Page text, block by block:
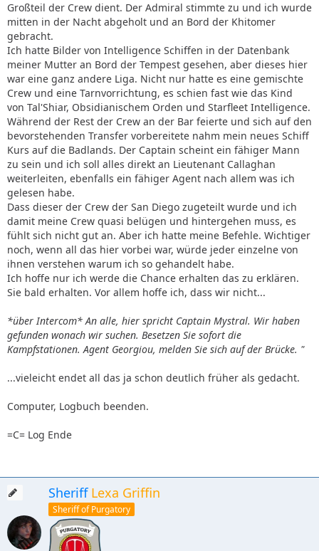
Großteil der Crew dient. Der Admiral stimmte zu und ich wurde
mitten in der Nacht abgeholt und an Bord der Khitomer
gebracht.
Ich hatte Bilder von Intelligence Schiffen in der Datenbank
meiner Mutter an Bord der Tempest gesehen, aber dieses hier
war eine ganz andere Liga. Nicht nur hatte es eine gemischte
Crew und eine Tarnvorrichtung, es schien fast wie das Kind
von Tal'Shiar, Obsidianischem Orden und Starfleet Intelligence.
Während der Rest der Crew an der Bar feierte und sich auf den
bevorstehenden Transfer vorbereitete nahm mein neues Schiff
Kurs auf die Badlands. Der Captain scheint ein fähiger Mann
zu sein und ich soll alles direkt an Lieutenant Callaghan
weiterleiten, ebenfalls ein fähiger Agent nach allem was ich
gelesen habe.
Dass dieser der Crew der San Diego zugeteilt wurde und ich
damit meine Crew quasi belügen und hintergehen muss, es
fühlt sich nicht gut an. Aber ich hatte meine Befehle. Wichtiger
noch, wenn all das hier vorbei war, würde jeder einzelne von
ihnen verstehen warum ich so gehandelt habe.
Ich hoffe nur ich werde die Chance erhalten das zu erklären.
Sie bald erhalten. Vor allem hoffe ich, dass wir nicht...
*über Intercom* An alle, hier spricht Captain Mystral. Wir haben
gefunden wonach wir suchen. Besetzen Sie sofort die
Kampfstationen. Agent Georgiou, melden Sie sich auf der Brücke. "
...vieleicht endet all das ja schon deutlich früher als gedacht.
Computer, Logbuch beenden.
=C= Log Ende
Sheriff Lexa Griffin
Sheriff of Purgatory